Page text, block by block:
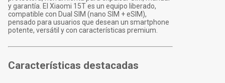
y garantía. El Xiaomi 15T es un equipo liberado,
compatible con Dual SIM (nano SIM + eSIM),
pensado para usuarios que desean un smartphone
potente, versátil y con características premium.
Características destacadas